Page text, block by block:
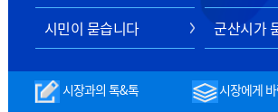
시민이 묻습니다
군산시가
시장과의 톡&톡 시장에게